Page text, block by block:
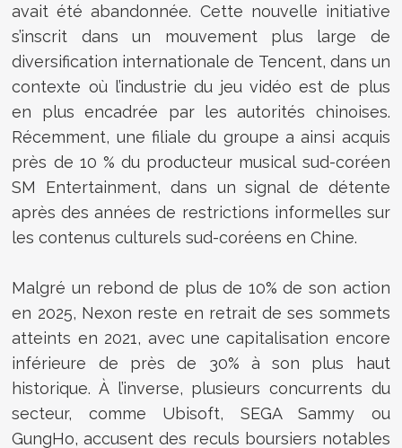
avait été abandonnée. Cette nouvelle initiative
s’inscrit dans un mouvement plus large de
diversification internationale de Tencent, dans un
contexte où l’industrie du jeu vidéo est de plus
en plus encadrée par les autorités chinoises.
Récemment, une filiale du groupe a ainsi acquis
près de 10 % du producteur musical sud-coréen
SM Entertainment, dans un signal de détente
après des années de restrictions informelles sur
les contenus culturels sud-coréens en Chine.
Malgré un rebond de plus de 10% de son action
en 2025, Nexon reste en retrait de ses sommets
atteints en 2021, avec une capitalisation encore
inférieure de près de 30% à son plus haut
historique. À l’inverse, plusieurs concurrents du
secteur, comme Ubisoft, SEGA Sammy ou
GungHo, accusent des reculs boursiers notables